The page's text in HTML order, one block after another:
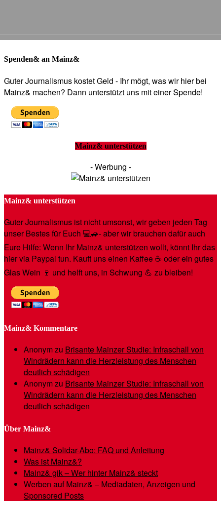
Spenden& an Mainz&
Guter Journalismus kostet Geld - Ihr mögt, was wir hier bei
Mainz& machen? Dann unterstützt uns mit einer Spende!
Mainz& unterstützen
- Werbung -
Mainz& unterstützen
Guter Journalismus ist nicht umsonst, wir geben jeden Tag
unser Bestes für Euch 💻🚙- aber wir brauchen dafür auch
Eure Hilfe: Wenn Ihr Mainz& unterstützen wollt, könnt Ihr das
hier via Paypal tun. Kauft uns einen Kaffee ☕️ oder ein gutes
Glas Wein 🍷 und helft uns, in Schwung 💪 zu bleiben!
Mainz& Kommentare
Anonymzu Brisante Mainzer Studie: Infraschall von
Windrädern kann die Herzleistung des Menschen
deutlich schädigen
Anonymzu Brisante Mainzer Studie: Infraschall von
Windrädern kann die Herzleistung des Menschen
deutlich schädigen
Über Mainz&
Mainz& Solidar-Abo: FAQ und Anleitung
Was ist Mainz&?
Mainz& gik – Wer hinter Mainz& steckt
Werben auf Mainz& – Mediadaten, Anzeigen und
Sponsored Posts